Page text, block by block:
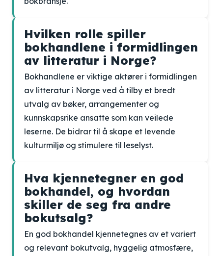
Hvilken rolle spiller
bokhandlene i formidlingen
av litteratur i Norge?
Bokhandlene er viktige aktører i formidlingen
av litteratur i Norge ved å tilby et bredt
utvalg av bøker, arrangementer og
kunnskapsrike ansatte som kan veilede
leserne. De bidrar til å skape et levende
kulturmiljø og stimulere til leselyst.
Hva kjennetegner en god
bokhandel, og hvordan
skiller de seg fra andre
bokutsalg?
En god bokhandel kjennetegnes av et variert
og relevant bokutvalg, hyggelig atmosfære,